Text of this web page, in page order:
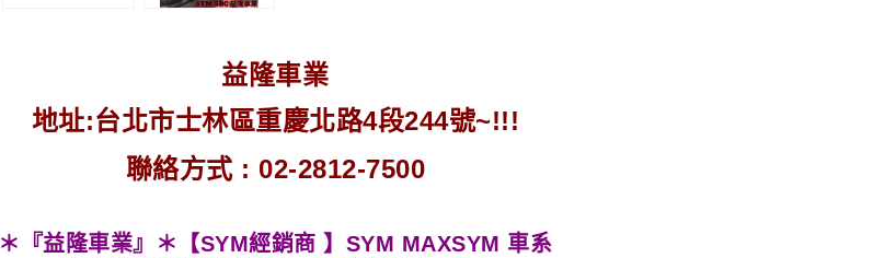
益隆車業
地址:台北市士林區重慶北路4段244號~!!!
聯絡方式 : 02-2812-7500
＊『益隆車業』＊【SYM經銷商 】 SYM MAXSYM 車系